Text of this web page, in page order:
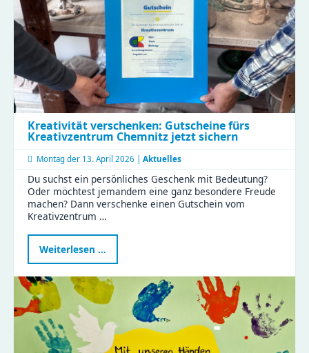
Kreativität verschenken: Gutscheine fürs
Kreativzentrum Chemnitz jetzt sichern
Montag der 13. April 2026 | Aktuelles
Du suchst ein persönliches Geschenk mit Bedeutung?
Oder möchtest jemandem eine ganz besondere Freude
machen? Dann verschenke einen Gutschein vom
Kreativzentrum …
Weiterlesen …
verschenken:
Gutscheine
fürs
Kreativzentrum
Chemnitz
jetzt
sichern